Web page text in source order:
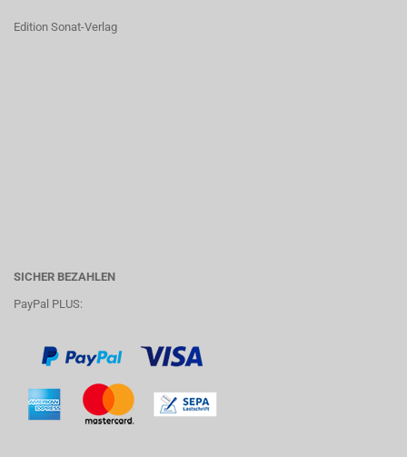
Edition Sonat-Verlag
SICHER BEZAHLEN
PayPal PLUS: